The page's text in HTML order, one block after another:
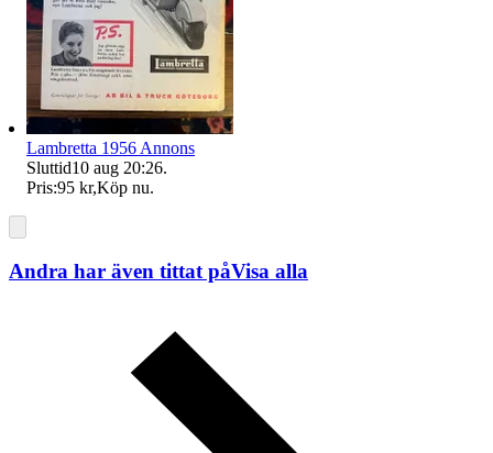
Lambretta 1956 Annons
Sluttid10 aug 20:26.
Pris:95 kr,Köp nu.
Andra har även tittat påVisa alla